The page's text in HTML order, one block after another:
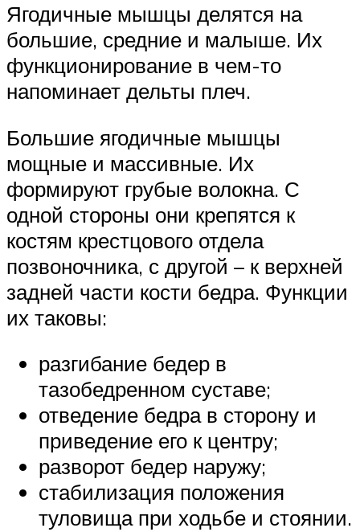
Ягодичные мышцы делятся на
большие, средние и малыше. Их
функционирование в чем-то
напоминает дельты плеч.
Большие ягодичные мышцы
мощные и массивные. Их
формируют грубые волокна. С
одной стороны они крепятся к
костям крестцового отдела
позвоночника, с другой – к верхней
задней части кости бедра. Функции
их таковы:
разгибание бедер в
тазобедренном суставе;
отведение бедра в сторону и
приведение его к центру;
разворот бедер наружу;
стабилизация положения
туловища при ходьбе и стоянии.